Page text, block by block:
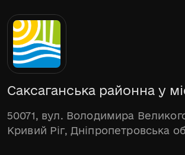
Саксаганська районна у
50071, вул. Володимира
Кривий Ріг, Дніпропетровська